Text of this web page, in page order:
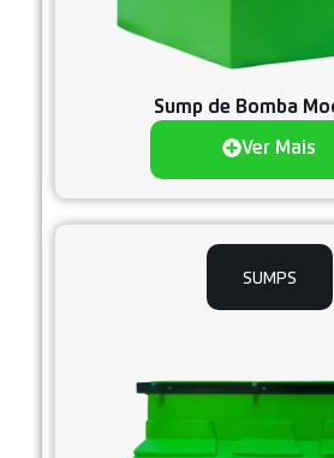
Sump de Bomba
Ver Mais
SUMPS